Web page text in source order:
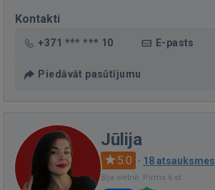
Kontakti
+371 *** *** 10 E-pasts
Piedāvāt pasūtījumu
Jūlija
5.0 · 18 atsauksmes
Bija vietnē: Pirms 6 st.